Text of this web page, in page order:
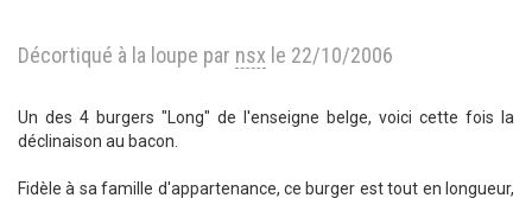
Décortiqué à la loupe par nsx le 22/10/2006
Un des 4 burgers "Long" de l'enseigne belge, voici cette fois la
déclinaison au bacon.
Fidèle à sa famille d'appartenance, ce burger est tout en longueur,